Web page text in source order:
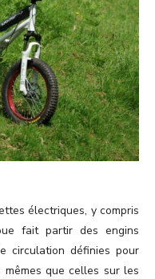
électriques, y compris
fait partir des engins
circulation définies pour
que celles sur les